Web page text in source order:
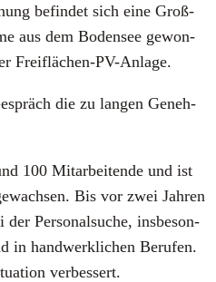
befin­det sich eine Groß­
aus dem Boden­see gewon­
Frei­flä­chen-PV-Anla­ge.
die zu lan­gen Geneh­
100 Mit­ar­bei­ten­de und ist
Bis vor zwei Jah­ren
der Per­so­nal­su­che, ins­be­son­
in hand­werk­li­chen Beru­fen.
ver­bes­sert.